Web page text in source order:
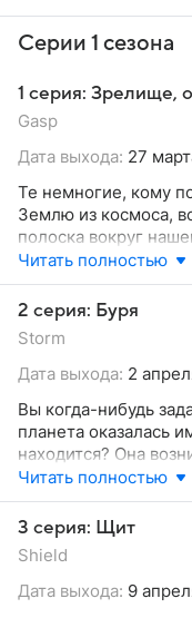
Серии 1 сезона
1 серия: Зрелище,
Gasp
Дата выхода: 27
Те немногие, кому
Землю из космоса,
полоска вокруг
среди всех других
Читать полностью
2 серия: Буря
Storm
Дата выхода: 2
Вы когда-нибудь
планета оказалась
находится? Она
бури и
столкновений
этом месте
серии случайных
Читать полностью
3 серия: Щит
Shield
Дата выхода: 9